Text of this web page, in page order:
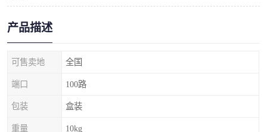
产品描述
可售卖地 全国
端口 100路
包装 盒装
重量 10kg